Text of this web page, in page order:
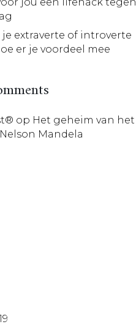
je extraverte of introverte
er je voordeel mee
op Het geheim van het
Mandela